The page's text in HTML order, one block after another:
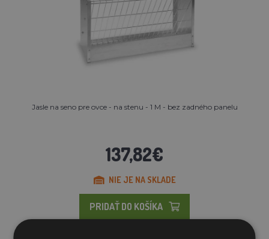
Jasle na seno pre ovce - na stenu - 1 M - bez zadného panelu
137,82€
NIE JE NA SKLADE
PRIDAŤ DO KOŠÍKA